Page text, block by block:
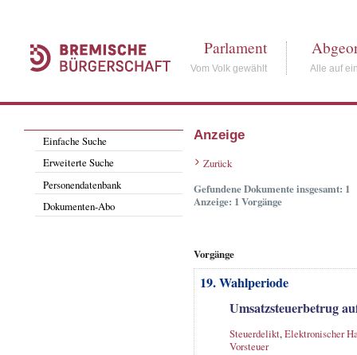
Parlament
Vom Volk gewählt Alle auf
Einfache Suche
Erweiterte Suche
Personendatenbank
Dokumenten-Abo
Anzeige
Zurück
Gefundene Dokumente insgesamt: 1
Anzeige: 1 Vorgänge
Vorgänge
19. Wahlperiode
Umsatzsteuerbetrug
Steuerdelikt,Elektronischer
Vorsteuer